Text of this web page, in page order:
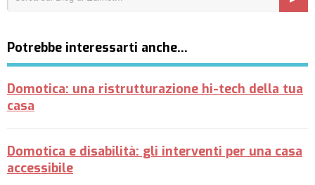
Potrebbe interessarti anche…
Domotica: una ristrutturazione hi-tech della tua
casa
Domotica e disabilità: gli interventi per una casa
accessibile